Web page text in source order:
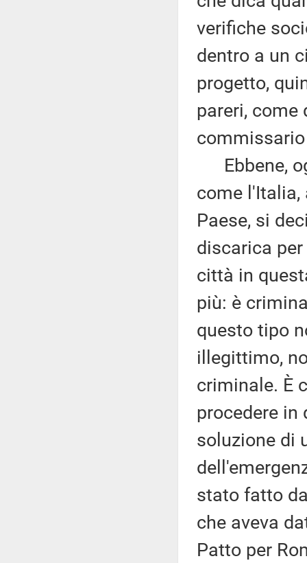
verifiche
dentro a un
progetto,
pareri, come
Ebbene,
come l'Italia,
Paese, si
discarica
città in
più: è
questo tipo
illegittimo,
criminale. È
procedere in
soluzione di
stato fatto
che aveva
Patto per